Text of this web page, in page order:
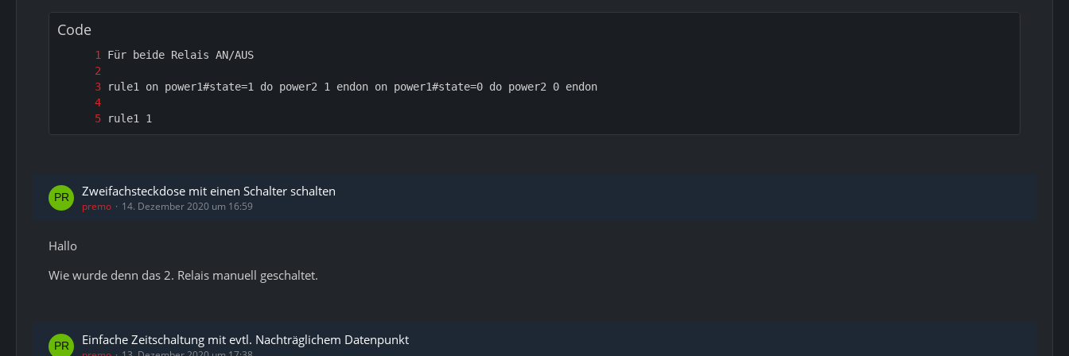
Code
rule1 1
Zweifachsteckdose mit einen Schalter schalten
premo 14. Dezember 2020 um 16:59
Hallo
Wie wurde denn das 2. Relais manuell geschaltet.
Einfache Zeitschaltung mit evtl. Nachträglichem Datenpunkt